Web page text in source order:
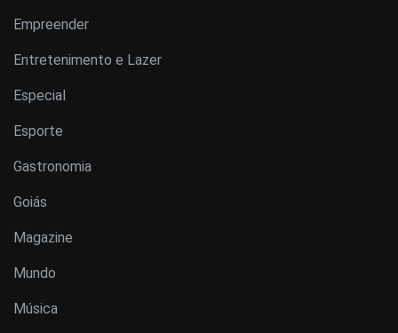
Empreender
Entretenimento e Lazer
Especial
Esporte
Gastronomia
Goiás
Magazine
Mundo
Música